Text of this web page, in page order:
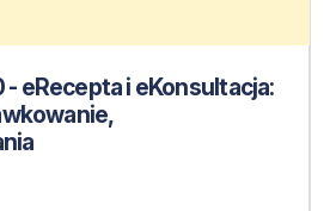
eRecepta i eKonsultacja: